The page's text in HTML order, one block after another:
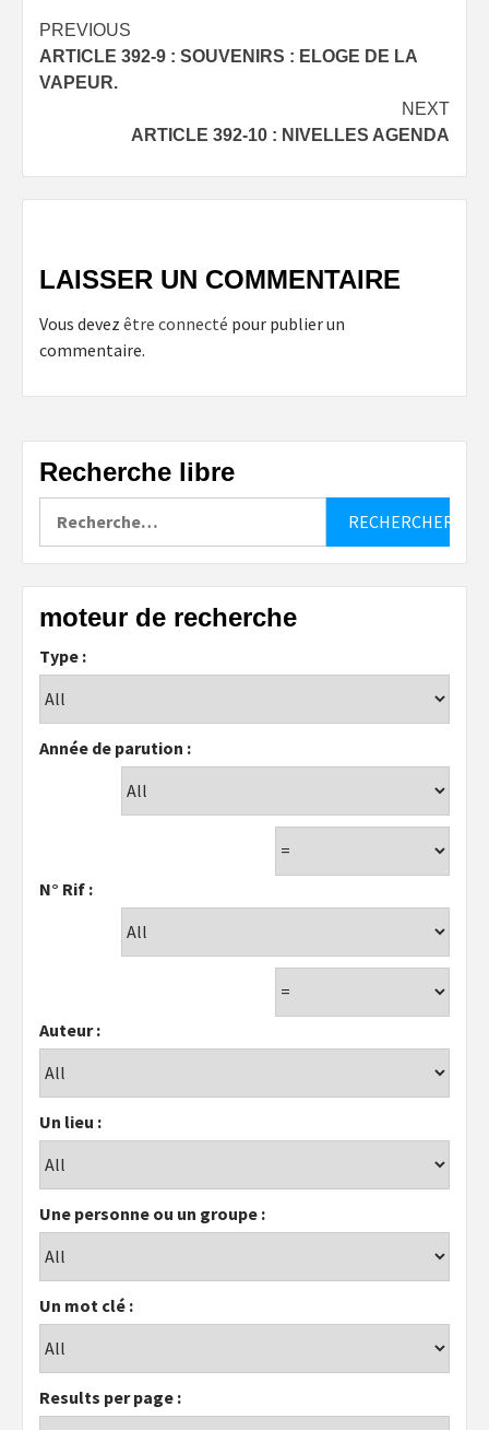
Post
navigation
PREVIOUS
ARTICLE 392-9 : SOUVENIRS : ELOGE DE LA
VAPEUR.
NEXT
ARTICLE 392-10 : NIVELLES AGENDA
LAISSER UN COMMENTAIRE
Vous devez être connecté pour publier un
commentaire.
Recherche libre
moteur de recherche
Type :
Année de parution :
N° Rif :
Auteur :
Un lieu :
Une personne ou un groupe :
Un mot clé :
Results per page :